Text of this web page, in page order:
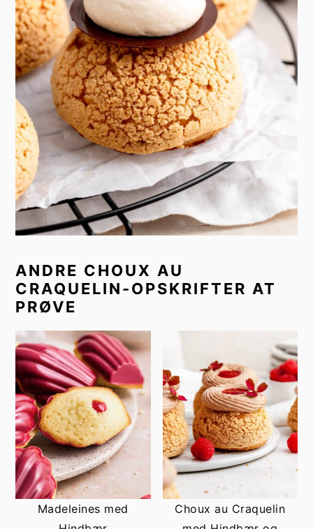
ANDRE CHOUX AU
CRAQUELIN-OPSKRIFTER AT
PRØVE
Madeleines med
Choux au Craquelin